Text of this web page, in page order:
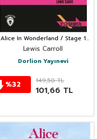
Alice In Wonderland / Stage 1
(İngilizce Hikaye)
Lewis Carroll
Dorlion Yayınevi
%32 149,50TL
101,66 TL